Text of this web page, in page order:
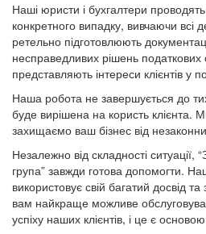
Наші юристи і бухгалтери
конкретного випадку, вивчаючи всі
ретельно підготовлюють
несправедливих рішень податкових
представляють інтереси клієнтів у
Наша робота не завершується до
буде вирішена на користь клієнта.
захищаємо ваш бізнес від
Незалежно від складності ситуації,
група” завжди готова допомогти.
використовує свій багатий досвід
вам найкраще можливе
успіху наших клієнтів, і це є